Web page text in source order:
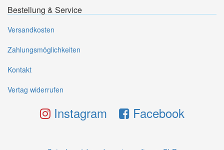
Bestellung & Service
Versandkosten
Zahlungsmöglichkeiten
Kontakt
Vertag widerrufen
Instagram Facebook